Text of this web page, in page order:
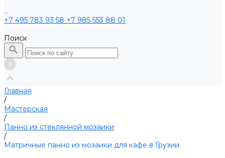
...
+7 495 783 93 58 +7 985 553 88 01
Поиск
Главная
/
Мастерская
/
Панно из стеклянной мозаики
/
Матричные панно из мозаики для кафе в Грузии